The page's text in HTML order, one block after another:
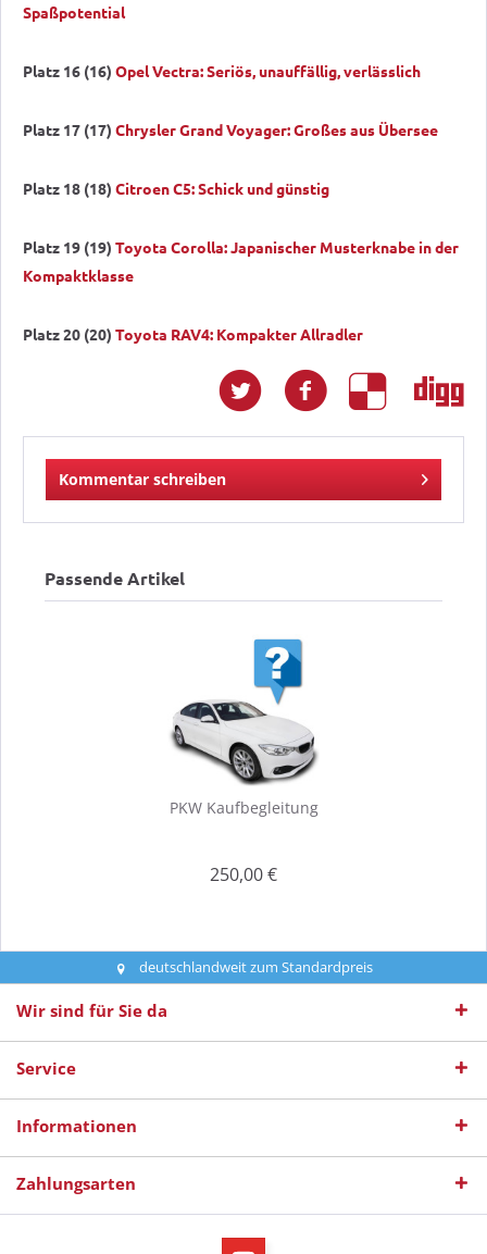
Spaßpotential
Platz 16 (16) Opel Vectra: Seriös, unauffällig, verlässlich
Platz 17 (17) Chrysler Grand Voyager: Großes aus Übersee
Platz 18 (18) Citroen C5: Schick und günstig
Platz 19 (19) Toyota Corolla: Japanischer Musterknabe in der
Kompaktklasse
Platz 20 (20) Toyota RAV4: Kompakter Allradler
Kommentar schreiben
Passende Artikel
PKW Kaufbegleitung
250,00 €
deutschlandweit zum Standardpreis
Wir sind für Sie da
Service
Informationen
Zahlungsarten